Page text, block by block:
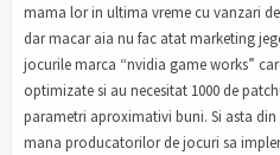
mama lor in ultima vreme cu vanzari
dar macar aia nu fac atat marketing
jocurile marca “nvidia game works”
optimizate si au necesitat 1000 de
parametri aproximativi buni. Si asta
mana producatorilor de jocuri sa